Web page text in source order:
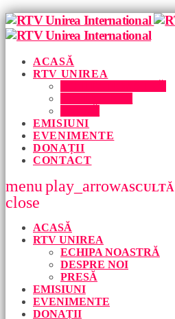
ACASĂ
RTV UNIREA
EMISIUNI
EVENIMENTE
DONAȚII
CONTACT
menuplay_arrowASCULTĂ
close
ACASĂ
RTV UNIREA
ECHIPA NOASTRĂ
DESPRE NOI
PRESĂ
EMISIUNI
EVENIMENTE
DONAȚII